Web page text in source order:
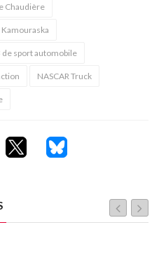
Chaudière
de sport automobile
NASCAR Truck